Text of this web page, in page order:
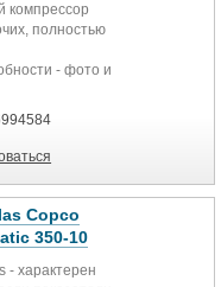
м3/мин 2,5
2000/14 EC
компрессор
полностью
- фото и
– 9 кг/
мощность
63/9, 1 ед,
Copco
350-10
- характерен